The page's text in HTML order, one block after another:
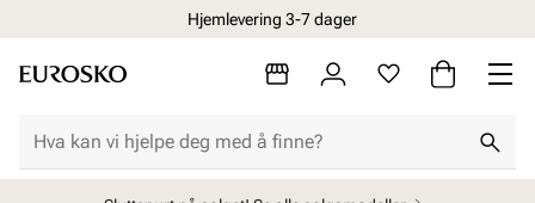
Hjemlevering 3-7 dager